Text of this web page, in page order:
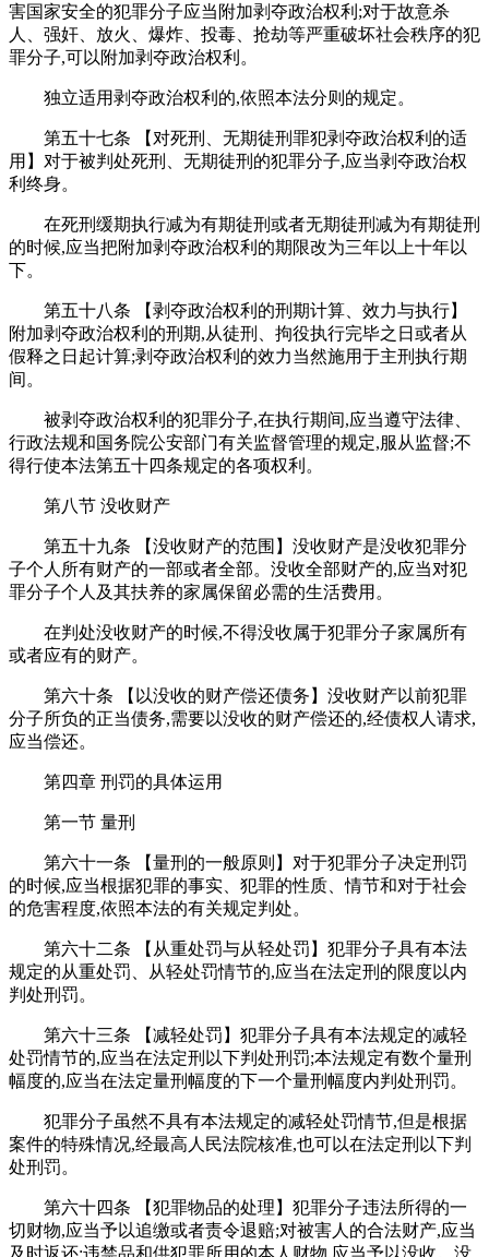
害国家安全的犯罪分子应当附加剥夺政治权利;对于故意杀
人、强奸、放火、爆炸、投毒、抢劫等严重破坏社会秩序的犯
罪分子,可以附加剥夺政治权利。
独立适用剥夺政治权利的,依照本法分则的规定。
第五十七条 【对死刑、无期徒刑罪犯剥夺政治权利的适
用】对于被判处死刑、无期徒刑的犯罪分子,应当剥夺政治权
利终身。
在死刑缓期执行减为有期徒刑或者无期徒刑减为有期徒刑
的时候,应当把附加剥夺政治权利的期限改为三年以上十年以
下。
第五十八条 【剥夺政治权利的刑期计算、效力与执行】
附加剥夺政治权利的刑期,从徒刑、拘役执行完毕之日或者从
假释之日起计算;剥夺政治权利的效力当然施用于主刑执行期
间。
被剥夺政治权利的犯罪分子,在执行期间,应当遵守法律、
行政法规和国务院公安部门有关监督管理的规定,服从监督;不
得行使本法第五十四条规定的各项权利。
第八节 没收财产
第五十九条 【没收财产的范围】没收财产是没收犯罪分
子个人所有财产的一部或者全部。没收全部财产的,应当对犯
罪分子个人及其扶养的家属保留必需的生活费用。
在判处没收财产的时候,不得没收属于犯罪分子家属所有
或者应有的财产。
第六十条 【以没收的财产偿还债务】没收财产以前犯罪
分子所负的正当债务,需要以没收的财产偿还的,经债权人请求,
应当偿还。
第四章 刑罚的具体运用
第一节 量刑
第六十一条 【量刑的一般原则】对于犯罪分子决定刑罚
的时候,应当根据犯罪的事实、犯罪的性质、情节和对于社会
的危害程度,依照本法的有关规定判处。
第六十二条 【从重处罚与从轻处罚】犯罪分子具有本法
规定的从重处罚、从轻处罚情节的,应当在法定刑的限度以内
判处刑罚。
第六十三条 【减轻处罚】犯罪分子具有本法规定的减轻
处罚情节的,应当在法定刑以下判处刑罚;本法规定有数个量刑
幅度的,应当在法定量刑幅度的下一个量刑幅度内判处刑罚。
犯罪分子虽然不具有本法规定的减轻处罚情节,但是根据
案件的特殊情况,经最高人民法院核准,也可以在法定刑以下判
处刑罚。
第六十四条 【犯罪物品的处理】犯罪分子违法所得的一
切财物,应当予以追缴或者责令退赔;对被害人的合法财产,应当
及时返还;违禁品和供犯罪所用的本人财物,应当予以没收。没